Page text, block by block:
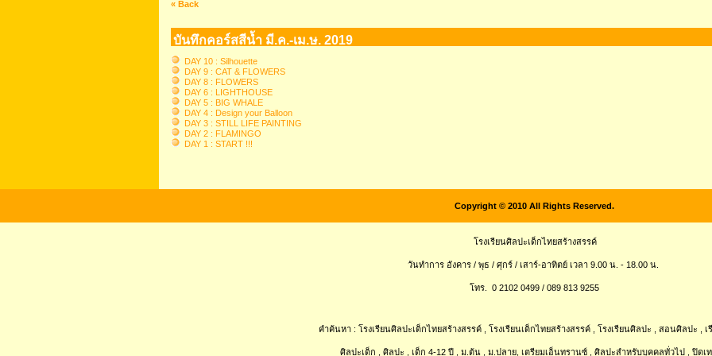
« Back
บันทึกคอร์สสีน้ำ มี.ค.-เม.ษ. 2019
DAY 10 : Silhouette
DAY 9 : CAT & FLOWERS
DAY 8 : FLOWERS
DAY 6 : LIGHTHOUSE
DAY 5 : BIG WHALE
DAY 4 : Design your Balloon
DAY 3 : STILL LIFE PAINTING
DAY 2 : FLAMINGO
DAY 1 : START !!!
Copyright © 2010 All Rights Reserved.
โรงเรียนศิลปะเด็กไทยสร้างสรรค์
วันทำการ อังคาร / พุธ / ศุกร์ / เสาร์-อาทิตย์ เวลา 9.00 น. - 18.00 น.
โทร. 0 2102 0499 / 089 813 9255
คำค้นหา : โรงเรียนศิลปะเด็กไทยสร้างสรรค์ , โรงเรียนเด็กไทยสร้างสรรค์ , โรงเรียนศิลปะ , สอนศิลปะ , เ
ศิลปะเด็ก , ศิลปะ , เด็ก 4-12 ปี , ม.ต้น , ม.ปลาย, เตรียมเอ็นทรานซ์ , ศิลปะสำหรับบุคคลทั่วไป , ปิดเท